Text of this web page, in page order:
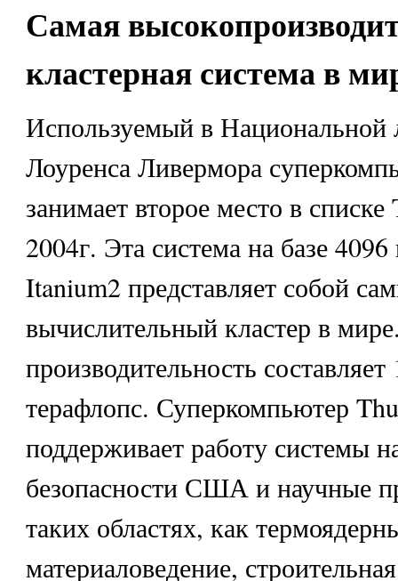
Самая
кластерная система в
Используемый в Национальной
Лоуренса Ливермора
занимает второе место в
2004г. Эта система на базе
Itanium2 представляет собой
вычислительный кластер в
производительность
терафлопс. Суперкомпьютер
поддерживает работу системы
безопасности США и научные
таких областях, как
материаловедение,